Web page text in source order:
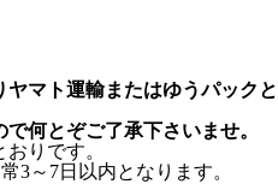
マト運輸またはゆうパックと
何とぞご了承下さいませ。
りです。
3～7日以内となります。